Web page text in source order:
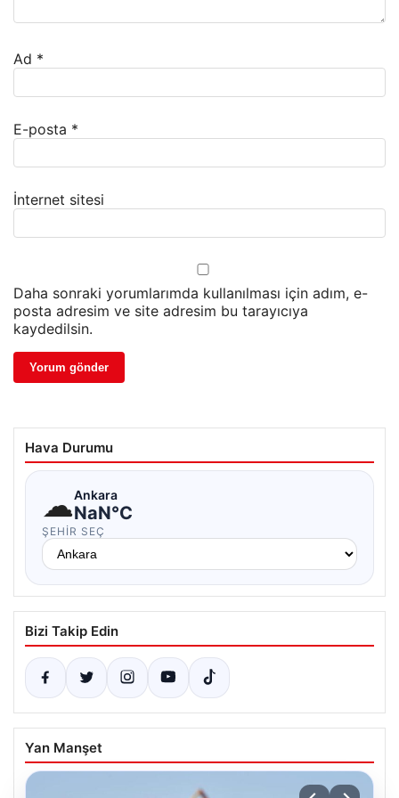
Ad *
E-posta *
İnternet sitesi
Daha sonraki yorumlarımda kullanılması için adım, e-
posta adresim ve site adresim bu tarayıcıya
kaydedilsin.
Hava Durumu
☁Ankara
NaN°C
ŞEHIR SEÇ
Bizi Takip Edin
Yan Manşet